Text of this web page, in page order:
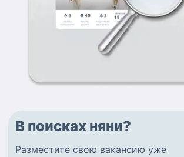
В поисках няни?
Разместите свою вакансию уже